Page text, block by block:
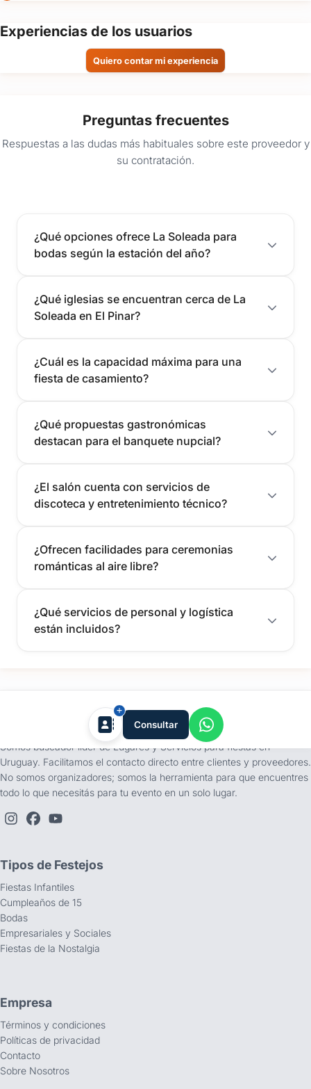
Experiencias de los usuarios
Quiero contar mi experiencia
Preguntas frecuentes
Respuestas a las dudas más habituales sobre este proveedor y
su contratación.
¿Qué opciones ofrece La Soleada para
bodas según la estación del año?
¿Qué iglesias se encuentran cerca de La
Soleada en El Pinar?
¿Cuál es la capacidad máxima para una
fiesta de casamiento?
¿Qué propuestas gastronómicas
destacan para el banquete nupcial?
¿El salón cuenta con servicios de
discoteca y entretenimiento técnico?
¿Ofrecen facilidades para ceremonias
románticas al aire libre?
¿Qué servicios de personal y logística
están incluidos?
Consultar
tufiesta.com.uy
Somos buscador líder de Lugares y Servicios para fiestas en
Uruguay. Facilitamos el contacto directo entre clientes y proveedores.
No somos organizadores; somos la herramienta para que encuentres
todo lo que necesitás para tu evento en un solo lugar.
Tipos de Festejos
Fiestas Infantiles
Cumpleaños de 15
Bodas
Empresariales y Sociales
Fiestas de la Nostalgia
Empresa
Términos y condiciones
Políticas de privacidad
Contacto
Sobre Nosotros